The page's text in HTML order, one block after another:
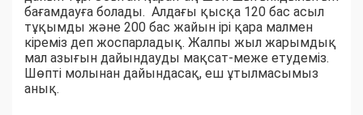
бағамдауға болады. Алдағы қысқа 120 бас асыл
тұқымды және 200 бас жайын ірі қара малмен
кіреміз деп жоспарладық. Жалпы жыл жарымдық
мал азығын дайындауды мақсат-меже етудеміз.
Шөпті молынан дайындасақ, еш ұтылмасымыз
анық.